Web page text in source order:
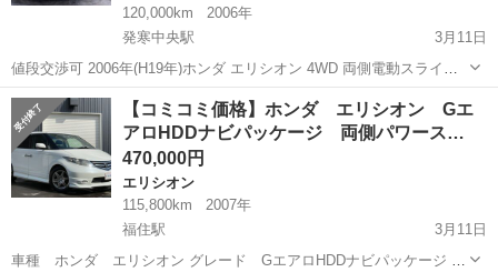
120,000km
2006年
発寒中央駅
3月11日
値段交渉可 2006年(H19年)ホンダ エリシオン 4WD 両側電動スライド
です 2400cc Gエアロ 純正メーカーナビ バックモニター WAAC ルー
ムランプとナンバー灯をLEDに変えています HI...
北海道 札幌市 発寒中央駅 エリシオン 事故
【コミコミ価格】ホンダ エリシオン Gエ
アロHDDナビパッケージ 両側パワース…
470,000円
エリシオン
115,800km
2007年
福住駅
3月11日
車種 ホンダ エリシオン グレード GエアロHDDナビパッケージ 年